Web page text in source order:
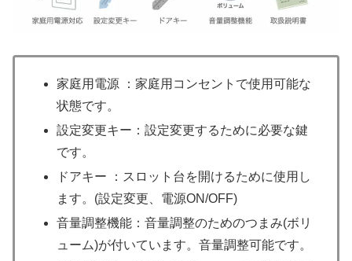
家庭用電源 ：家庭用コンセントで使用可能な
状態です。
設定変更キー：設定変更するために必要な鍵
です。
ドアキー ：スロット台を開けるために使用し
ます。(設定変更、電源ON/OFF)
音量調整機能：音量調整のためのつまみ(ボリ
ューム)が付いています。音量調整可能です。